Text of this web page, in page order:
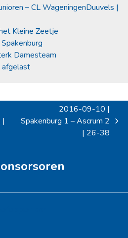
– CL WageningenDuuvels |
Kleine Zeetje
Damesteam
afgelast
|
next
2016-09-10 |
Spakenburg 1 – Ascrum 2
| 26-38